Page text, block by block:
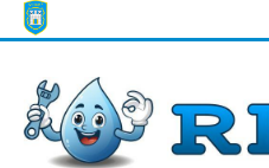
Skip
to